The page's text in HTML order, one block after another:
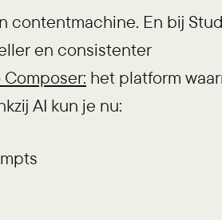
contentmachine. En bij
en consistenter
Composer: het platform
AI kun je nu: